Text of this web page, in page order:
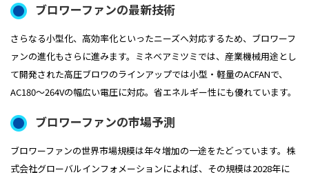
ブロワーファンの最新技術
さらなる小型化、高効率化といったニーズへ対応するため、ブロワーフ
ァンの進化もさらに進みます。ミネベアミツミでは、産業機械用途とし
て開発された高圧ブロワのラインアップでは小型・軽量のACFANで、
AC180～264Vの幅広い電圧に対応。省エネルギー性にも優れています。
ブロワーファンの市場予測
ブロワーファンの世界市場規模は年々増加の一途をたどっています。株
式会社グローバルインフォメーションによれば、その規模は2028年に